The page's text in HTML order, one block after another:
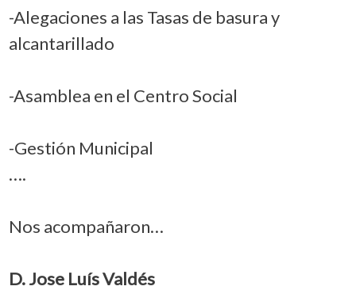
-Alegaciones a las Tasas de basura y
alcantarillado
-Asamblea en el Centro Social
-Gestión Municipal
….
Nos acompañaron…
D. Jose Luís Valdés